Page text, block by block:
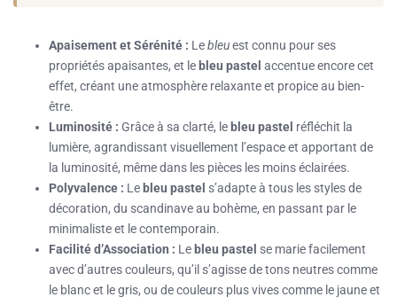
Apaisement et Sérénité : Lebleuest connu pour ses
propriétés apaisantes, et le bleu pastel accentue encore cet
effet, créant une atmosphère relaxante et propice au bien-
être.
Luminosité : Grâce à sa clarté, le bleu pastel réfléchit la
lumière, agrandissant visuellement l’espace et apportant de
la luminosité, même dans les pièces les moins éclairées.
Polyvalence : Le bleu pastel s’adapte à tous les styles de
décoration, du scandinave au bohème, en passant par le
minimaliste et le contemporain.
Facilité d’Association : Le bleu pastel se marie facilement
avec d’autres couleurs, qu’il s’agisse de tons neutres comme
le blanc et le gris, ou de couleurs plus vives comme le jaune et